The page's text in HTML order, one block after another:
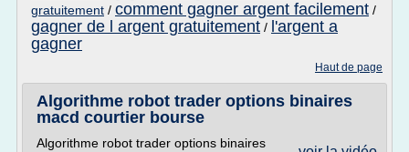
gratuitement / comment gagner argent facilement /
gagner de l argent gratuitement / l'argent a
gagner
Haut de page
Algorithme robot trader options binaires
macd courtier bourse
Algorithme robot trader options binaires